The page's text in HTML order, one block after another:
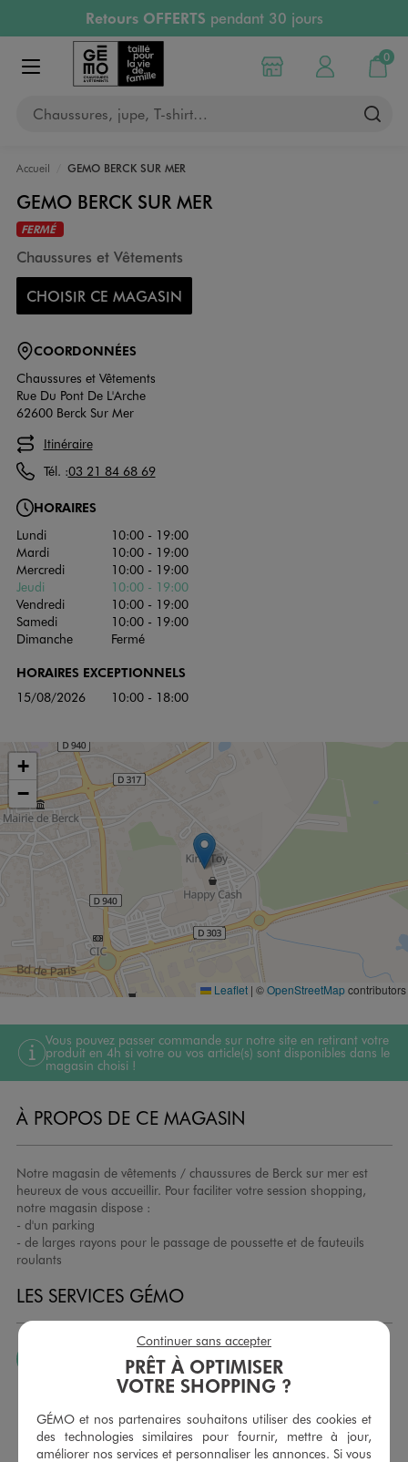
Aller au contenu principal
Aller à la navigationRetours OFFERTS pendant 30 jours
PAYEZ EN 3x SANS FRAISdès 50€
RÉSERVATION GRATUITE
4h en magasin
RETRAIT ET LIVRAISON OFFERTEen magasin
Afficher le menu
Chaussures, jupe, T-shirt…
Choisir mon magasin
Mon compte
0
Mon
Accueil GEMO BERCK SUR MER
GEMO BERCK SUR MER
FERMÉ
Chaussures et Vêtements
CHOISIR CE MAGASIN
COORDONNÉES
Chaussures et Vêtements
Rue Du Pont De L'Arche
62600 Berck Sur Mer
Itinéraire
Tél. :03 21 84 68 69
HORAIRES
Lundi
10:00 - 19:00
Mardi
10:00 - 19:00
Mercredi
10:00 - 19:00
Jeudi
10:00 - 19:00
Vendredi
10:00 - 19:00
Samedi
10:00 - 19:00
Dimanche
Fermé
HORAIRES EXCEPTIONNELS
15/08/2026 10:00 - 18:00
+
−
Leaflet | ©OpenStreetMapcontributors
Vous pouvez passer commande sur notre site en retirant votre
produit en 4h si votre ou vos article(s) sont disponibles dans le
magasin choisi !
À PROPOS DE CE MAGASIN
Notre magasin de vêtements / chaussures de Berck sur mer est
heureux de vous accueillir. Pour faciliter votre session shopping,
notre magasin dispose :
- d'un parking
- de larges rayons pour le passage de poussette et de fauteuils
roulants
LES SERVICES GÉMO
JE PEUX CHANGER D’AVIS
Nous échangeons et vous proposons un avoir ou un
sous 30 jours, sur simple présentation du ticket de caisse,
dans tous les magasins GÉMO.
PRÊT À OPTIMISER
VOTRE SHOPPING ?
GÉMO et nos partenaires souhaitons utiliser des cookies et
des technologies similaires pour fournir, mettre à jour,
améliorer nos services et personnaliser les annonces. Si vous
Continuer sans accepter